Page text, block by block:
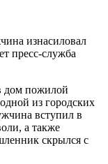
изнасиловал
пресс-служба
дом пожилой
из городских
вступил в
а также
скрылся с